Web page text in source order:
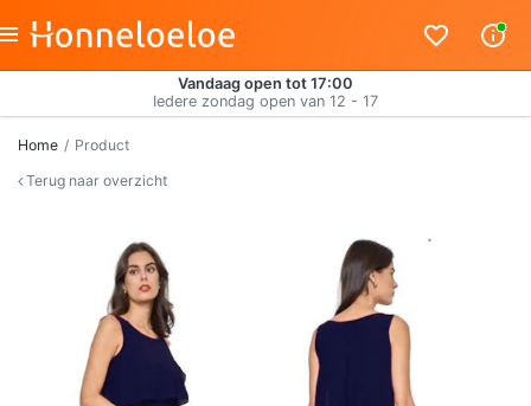
Vandaag open tot 17:00
Iedere zondag open van 12 - 17
Home
Product
Terug naar overzicht